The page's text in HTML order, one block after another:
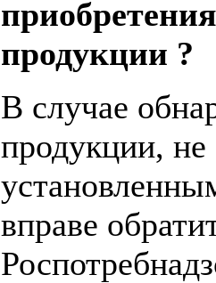
продукции ?
В случае
продукции,
вправе